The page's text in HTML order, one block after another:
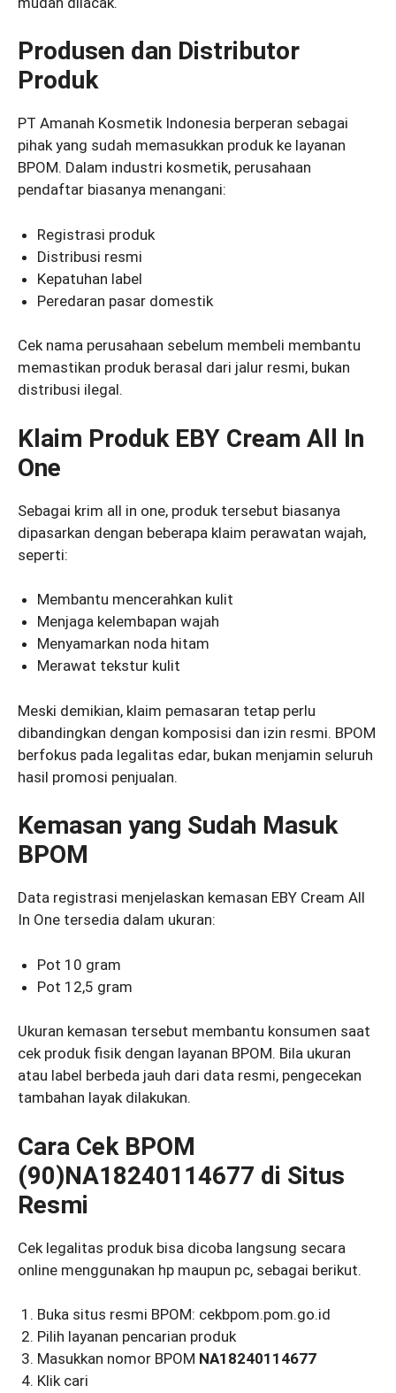
Produsen dan Distributor
Produk
PT Amanah Kosmetik Indonesia berperan sebagai
pihak yang sudah memasukkan produk ke layanan
BPOM. Dalam industri kosmetik, perusahaan
pendaftar biasanya menangani:
Registrasi produk
Distribusi resmi
Kepatuhan label
Peredaran pasar domestik
Cek nama perusahaan sebelum membeli membantu
memastikan produk berasal dari jalur resmi, bukan
distribusi ilegal.
Klaim Produk EBY Cream All In
One
Sebagai krim all in one, produk tersebut biasanya
dipasarkan dengan beberapa klaim perawatan wajah,
seperti:
Membantu mencerahkan kulit
Menjaga kelembapan wajah
Menyamarkan noda hitam
Merawat tekstur kulit
Meski demikian, klaim pemasaran tetap perlu
dibandingkan dengan komposisi dan izin resmi. BPOM
berfokus pada legalitas edar, bukan menjamin seluruh
hasil promosi penjualan.
Kemasan yang Sudah Masuk
BPOM
Data registrasi menjelaskan kemasan EBY Cream All
In One tersedia dalam ukuran:
Pot 10 gram
Pot 12,5 gram
Ukuran kemasan tersebut membantu konsumen saat
cek produk fisik dengan layanan BPOM. Bila ukuran
atau label berbeda jauh dari data resmi, pengecekan
tambahan layak dilakukan.
Cara Cek BPOM
(90)NA18240114677 di Situs
Resmi
Cek legalitas produk bisa dicoba langsung secara
online menggunakan hp maupun pc, sebagai berikut.
Buka situs resmi BPOM: cekbpom.pom.go.id
Pilih layanan pencarian produk
Masukkan nomor BPOM NA18240114677
Klik cari